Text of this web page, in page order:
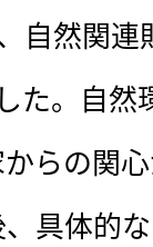
自然関連
た。自
らの関
具体的